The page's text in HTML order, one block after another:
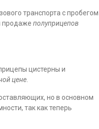
транспорта с пробегом
продаже полуприцепов
цистерны и
цене.
но в основном
так как теперь